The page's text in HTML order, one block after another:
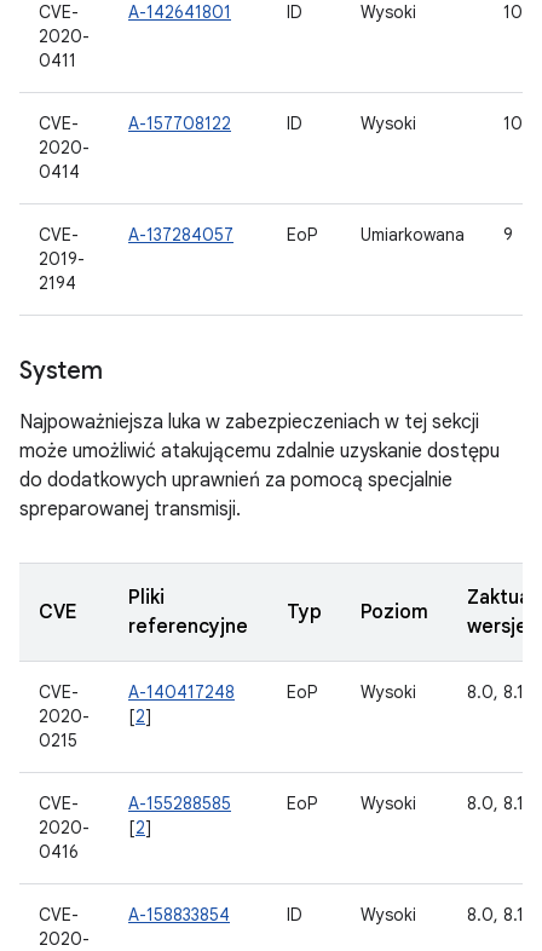
CVE-
2020-
0411
A-142641801 ID Wysoki 10,
CVE-
2020-
0414
A-157708122 ID Wysoki 10,
CVE-
2019-
2194
A-137284057 EoP Umiarkowana 9
System
Najpoważniejsza luka w zabezpieczeniach w tej sekcji
może umożliwić atakującemu zdalnie uzyskanie dostępu
do dodatkowych uprawnień za pomocą specjalnie
spreparowanej transmisji.
CVE
Pliki
referencyjne
Typ Poziom
wersje
CVE-
2020-
0215
A-140417248
[2]
EoP Wysoki 8.0, 8.1,
CVE-
2020-
0416
A-155288585
[2]
EoP Wysoki 8.0, 8.1,
CVE-
2020-
A-158833854 ID Wysoki 8.0, 8.1,